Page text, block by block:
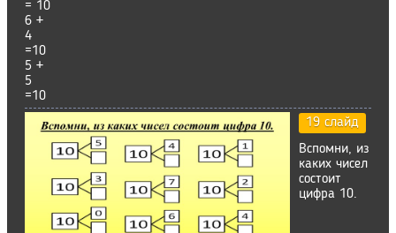
= 10
6 +
4
=10
5 +
5
=10
19 слайд
Вспомни, из
каких чисел
состоит
цифра 10.